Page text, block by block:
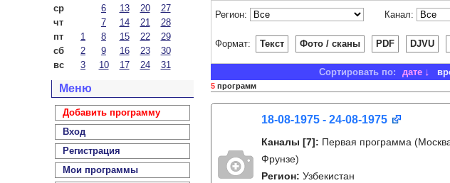
ср
6 13 20
27
чт
7 14 21
28
пт
1 8 15 22
29
сб
2 9 16 23
30
вс
3 10 17 24 31
Меню
Добавить программу
Вход
Регистрация
Мои программы
Регион: Канал:
Формат: Текст Фото / сканы PDF DJVU
Сортировать по: дате
5 программ
18-08-1975 - 24-08-1975
Каналы [7]: Первая программа
Фрунзе)
Регион: Узбекистан